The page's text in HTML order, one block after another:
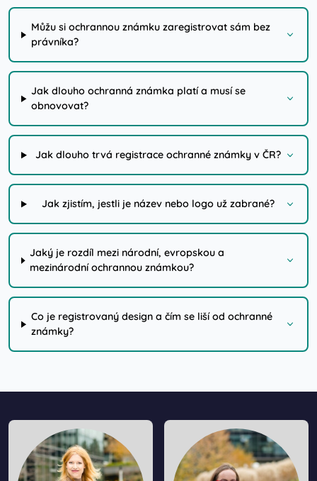
Můžu si ochrannou známku zaregistrovat sám bez
právníka?
Jak dlouho ochranná známka platí a musí se
obnovovat?
Jak dlouho trvá registrace ochranné známky v ČR?
Jak zjistím, jestli je název nebo logo už zabrané?
Jaký je rozdíl mezi národní, evropskou a
mezinárodní ochrannou známkou?
Co je registrovaný design a čím se liší od ochranné
známky?